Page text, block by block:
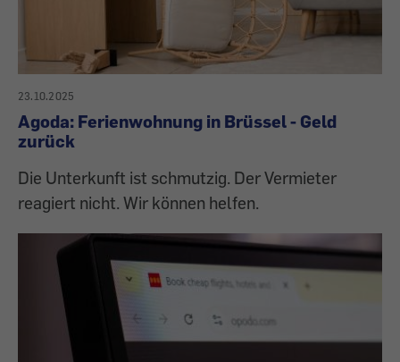
23.10.2025
Agoda: Ferienwohnung in Brüssel - Geld
zurück
Die Unterkunft ist schmutzig. Der Vermieter
reagiert nicht. Wir können helfen.